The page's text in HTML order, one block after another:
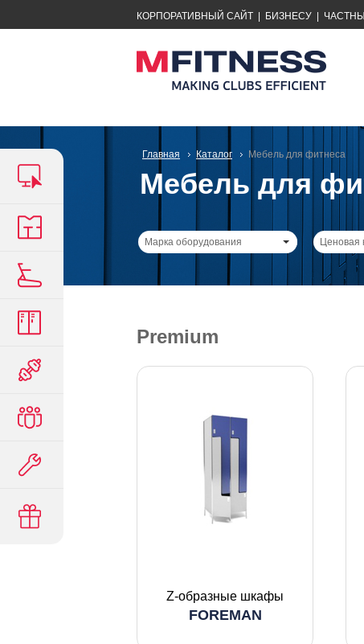
КОРПОРАТИВНЫЙ САЙТ БИЗНЕСУ
Главная Каталог Мебель для фитнеса
Мебель для
Марка оборудования Ценовая
Premium
Z-образные шкафы
FOREMAN